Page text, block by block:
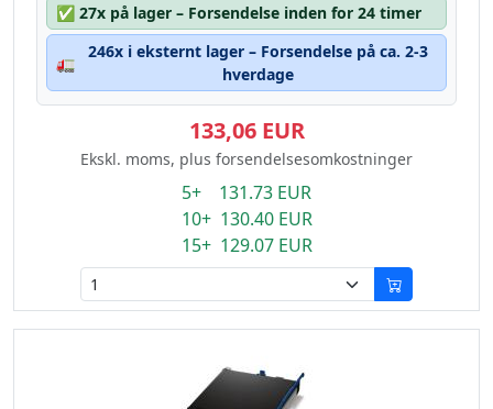
✅ 27x på lager – Forsendelse inden for 24 timer
🚛
246x i eksternt lager – Forsendelse på ca. 2-3
hverdage
133,06 EUR
Ekskl. moms, plus forsendelsesomkostninger
5+ 131.73 EUR
10+ 130.40 EUR
15+ 129.07 EUR